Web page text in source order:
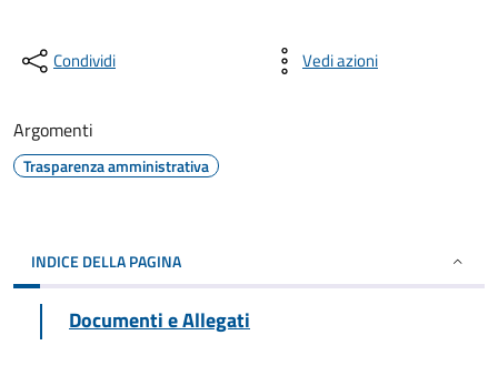
Condividi Vedi azioni
Argomenti
Trasparenza amministrativa
INDICE DELLA PAGINA
Documenti e Allegati